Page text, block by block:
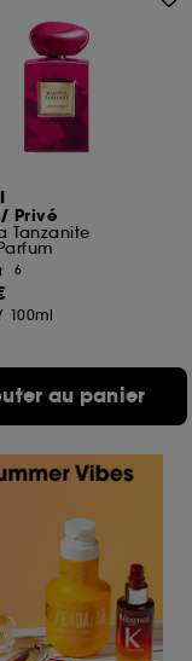
Privé
Tanzanite
6
100ml
au panier